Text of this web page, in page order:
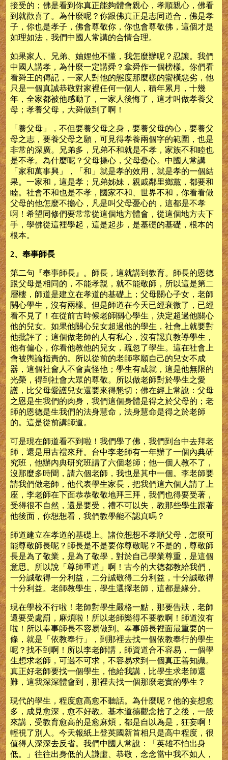
接受的；佛是看到你真正能夠體會親心，孝順親心，佛看
到就歡喜了。為什麼呢？你跟佛真正是志同道合，佛是孝
子，你也是孝子，佛會尊敬你，你也會尊敬佛，這個才是
如理如法，我們中國人常講的合情合理。
如果家人、兄弟、妯娌他不懂，我怎麼辦呢？忍讓。我們
中國人講孝，為什麼一定講舜？拿舜作一個榜樣。你們看
看舜王的傳記，一家人對他的態度那麼樣的蠻橫惡劣，他
只是一個真誠恭敬對家裡任何一個人，積年累月，十幾
年，全家都被他感動了，一家人後悔了，這才叫做孝養父
母；孝養父母，大舜做到了啊！
「養父母」，不但要養父母之身，要養父母的心，要養父
母之志，要養父母之願，可見得孝養兩個字的範圍，也是
非常的深廣。兄弟多，兄弟不和就是不孝，家族不和睦也
是不孝。為什麼呢？父母操心，父母憂心。中國人常講
「家和萬事興」，「和」就是孝的效用，就是孝的一個結
果。一家和，這是孝；兄弟姊妹，親戚鄰里鄉黨，都要和
睦。社會不和也是不孝，國家不和、世界不和，你看看做
父母的他怎麼不擔心，凡是叫父母憂心的，這都是不孝
啊！希望同修們要常常從這個地方體會，從這個地方去下
手，學佛從這裡學起，這是起步，是基礎的基礎，根本的
根本。
2、奉事師長
第二句『奉事師長』。師長，這就講到教育。師長的恩德
跟父母是相同的，不能孝親，就不能敬師，所以這是第二
層樓，師道是建立在孝道的基礎上；父母關心子女，老師
關心學生，沒有兩樣。但是師道在今天已經衰微了，已經
看不見了！在從前古時候老師關心學生，決定超過他關心
他的兒女。如果他關心兒女超過他的學生，社會上就要對
他批評了；這個做老師的人有私心，沒有認真教導學生，
他有偏心，你看他教他的兒女，疏忽了學生。這在社會上
會被輿論指責的。所以從前的老師寧願自己的兒女不成
器，這個社會人不會責怪他；學生有成就，這是他無限的
光榮，得到社會大眾的尊敬。所以做老師對於學生之愛
護，比父母愛護兒女還要來得懇切；佛在經上常說：父母
之恩是生我們的肉身，我們這個身體是得之於父母的；老
師的恩德是生我們的法身慧命，法身慧命是得之於老師
的。這是從前講師道。
可是現在師道看不到啦！我們學了佛，我們到台中去拜老
師，還是用古禮來拜。台中李老師有一年辦了一個內典研
究班，他辦內典研究班請了六個老師；他一個人教不了，
沒那麼多時間，請六個老師，我也是其中一個。李老師要
請我們做老師，他代表學生家長，把我們這六個人請了上
座，李老師在下面恭恭敬敬地拜三拜，我們也得要受著，
受得很不自然，還是要受，禮不可以失，教那些學生跟著
他後面，你想想看，我們教學能不認真嗎？
師道建立在孝道的基礎上。諸位想想不孝順父母，怎麼可
能尊敬師長呢？師長是不是要你尊敬呢？不是的，尊敬師
長是為了敬業，是為了敬學，對於自己學業尊重，是這個
意思。所以說「尊師重道」啊！古今的大德都教給我們，
一分誠敬得一分利益，二分誠敬得二分利益，十分誠敬得
十分利益。老師教學生，學生選擇老師，這都是緣分。
現在學校不行啦！老師對學生嚴格一點，那要告狀，老師
還要受處罰，麻煩啦！所以老師樂得不要教啊！師道沒有
啦！所以奉事師長不容易做到。奉事師長裡面最重要的一
條，就是「依教奉行」，到那裡去找一個依教奉行的學生
呢？找不到啊！所以李老師講，師資道合不容易，一個學
生想求老師，可遇不可求，不容易求到一個真正善知識。
真正好老師要找一個學生，他給我講，比學生求老師還
難，這我深深體會到，那裡去找一個那麼老實的學生？
現代的學生，程度愈高愈不聽話。為什麼呢？他的妄想愈
多，成見愈深，愈不好教。基本道德觀念捨了之後，一般
來講，受教育愈高的是愈麻煩，都是自以為是，狂妄啊！
輕視了別人。今天報紙上登英國新首相只是高中程度，很
值得人深深去反省。我們中國人常說：「英雄不怕出身
低。」往往出身低的人謙虛、恭敬，念念當中我不如人，